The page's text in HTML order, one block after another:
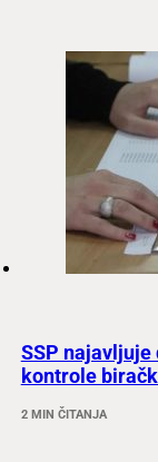
SSP najavljuje
kontrole
2 MIN ČITANJA